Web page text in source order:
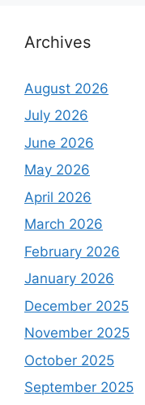
Archives
August 2026
July 2026
June 2026
May 2026
April 2026
March 2026
February 2026
January 2026
December 2025
November 2025
October 2025
September 2025